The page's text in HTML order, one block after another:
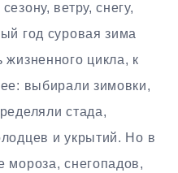
ветру, снегу,
год суровая зима
жизненного цикла, к
выбирали зимовки,
стада,
и укрытий. Но в
мороза, снегопадов,